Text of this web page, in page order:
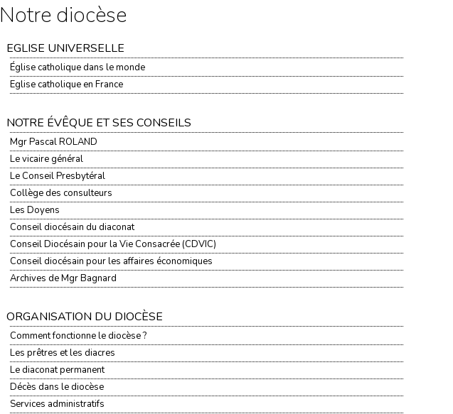
Notre diocèse
EGLISE UNIVERSELLE
Église catholique dans le monde
Eglise catholique en France
NOTRE ÉVÊQUE ET SES CONSEILS
Mgr Pascal ROLAND
Le vicaire général
Le Conseil Presbytéral
Collège des consulteurs
Les Doyens
Conseil diocésain du diaconat
Conseil Diocésain pour la Vie Consacrée (CDVIC)
Conseil diocésain pour les affaires économiques
Archives de Mgr Bagnard
ORGANISATION DU DIOCÈSE
Comment fonctionne le diocèse ?
Les prêtres et les diacres
Le diaconat permanent
Décès dans le diocèse
Services administratifs